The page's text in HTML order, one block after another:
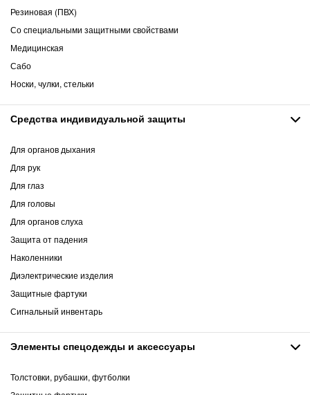
Резиновая (ПВХ)
Со специальными защитными свойствами
Медицинская
Сабо
Носки, чулки, стельки
Средства индивидуальной защиты
Для органов дыхания
Для рук
Для глаз
Для головы
Для органов слуха
Защита от падения
Наколенники
Диэлектрические изделия
Защитные фартуки
Сигнальный инвентарь
Элементы спецодежды и аксессуары
Толстовки, рубашки, футболки